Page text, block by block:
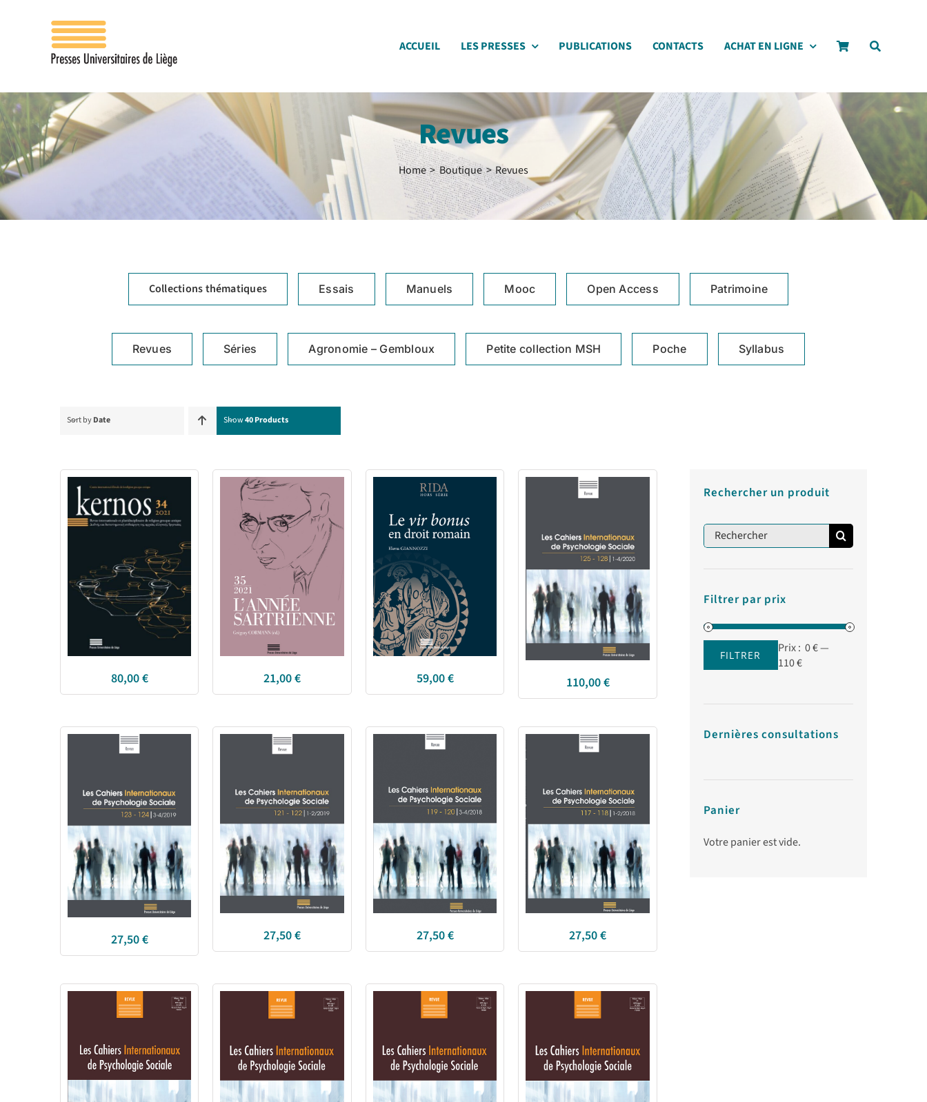
ACCUEIL LES PRESSES PUBLICATIONS CONTACTS ACHAT EN LIGNE
Revues
Home Boutique Revues
Collections thématiques Essais Manuels Mooc Open Access Patrimoine
Revues Séries Agronomie – Gembloux Petite collection MSH Poche Syllabus
Sort byDate Show40 Products
80,00€
sartrienne 35
21,00€
droit romain
59,00€
Internationaux
de Psychologie
110,00€
Internationaux
de Psychologie
27,50€
Internationaux
de Psychologie
27,50€
Les Cahiers
Internationaux
de Psychologie
27,50€
Internationaux
de Psychologie
27,50€
Internationaux
de Psychologie
Internationaux
de Psychologie
Internationaux
de Psychologie
Internationaux
de Psychologie
Rechercher un produit
Rechercher:
Filtrer par prix
FILTRER Prix : 0 €—
110 €
Dernières consultations
Panier
Votre panier est vide.